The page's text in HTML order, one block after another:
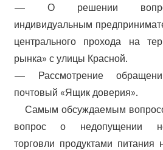
— О решении
индивидуальным
центрального прохода на
рынка» с улицы Красной.
— Рассмотрение
почтовый «Ящик доверия».
Самым обсуждаемым
вопрос о недопущении
торговли продуктами питания